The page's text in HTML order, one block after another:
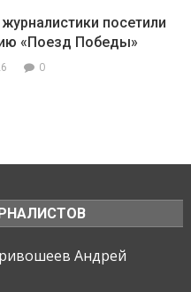
посетили
«Поезд Победы»
0
Андрей